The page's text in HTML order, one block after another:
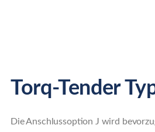
Torq-Tender
Die Anschlussoption J wird